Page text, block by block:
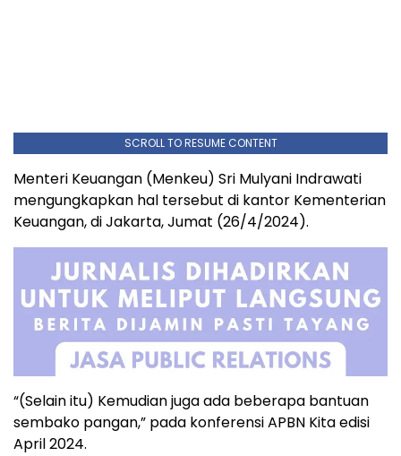
SCROLL TO RESUME CONTENT
Menteri Keuangan (Menkeu) Sri Mulyani Indrawati
mengungkapkan hal tersebut di kantor Kementerian
Keuangan, di Jakarta, Jumat (26/4/2024).
“(Selain itu) Kemudian juga ada beberapa bantuan
sembako pangan,” pada konferensi APBN Kita edisi
April 2024.